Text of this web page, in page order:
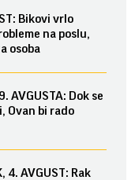
Bikovi vrlo
na poslu,
osoba
AVGUSTA: Dok se
Ovan bi rado
4. AVGUST: Rak